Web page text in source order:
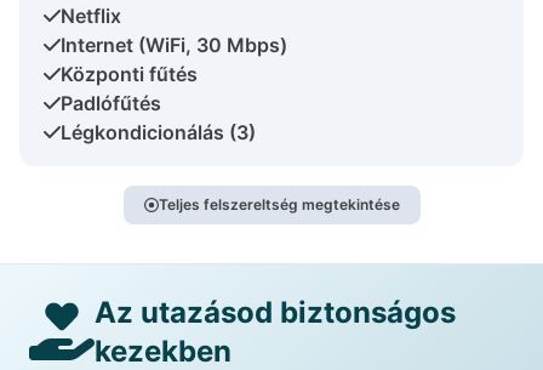
Netflix
Internet (WiFi, 30 Mbps)
Központi fűtés
Padlófűtés
Légkondicionálás (3)
Teljes felszereltség megtekintése
Az utazásod biztonságos
kezekben